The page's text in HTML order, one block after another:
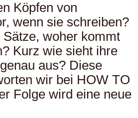
Köpfen von
wenn sie schreiben?
woher kommt
Kurz wie sieht ihre
aus? Diese
wir bei HOW TO
Folge wird eine neue